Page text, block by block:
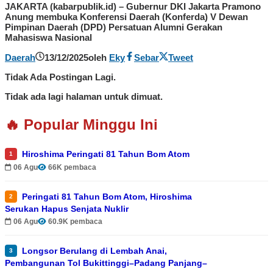
JAKARTA (kabarpublik.id) – Gubernur DKI Jakarta Pramono
Anung membuka Konferensi Daerah (Konferda) V Dewan
Pimpinan Daerah (DPD) Persatuan Alumni Gerakan
Mahasiswa Nasional
Daerah
13/12/2025oleh Eky Sebar
Tweet
Tidak Ada Postingan Lagi.
Tidak ada lagi halaman untuk dimuat.
🔥 Popular Minggu Ini
1 Hiroshima Peringati 81 Tahun Bom Atom
06 Agu 66K pembaca
2
Peringati 81 Tahun Bom Atom, Hiroshima
Serukan Hapus Senjata Nuklir
06 Agu 60.9K pembaca
3
Longsor Berulang di Lembah Anai,
Pembangunan Tol Bukittinggi–Padang Panjang–